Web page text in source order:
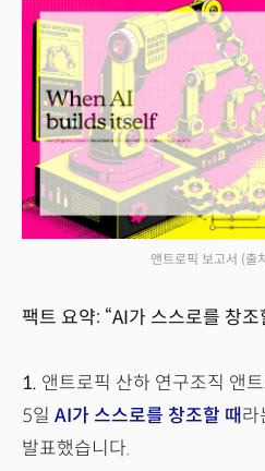
앤트로픽 보고서 (출
팩트 요약: “AI가 스스로를 창
1. 앤트로픽 산하 연구조직 앤
5일 AI가 스스로를 창조할 때라
발표했습니다.